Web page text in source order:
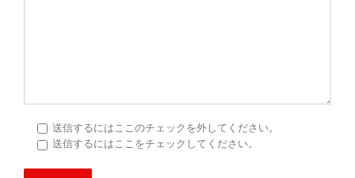
送信するにはここのチェックを外してください。
送信するにはここをチェックしてください。